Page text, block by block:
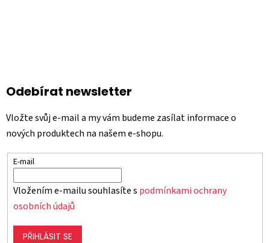
Odebírat newsletter
Vložte svůj e-mail a my vám budeme zasílat informace o
nových produktech na našem e-shopu.
E-mail
Vložením e-mailu souhlasíte s podmínkami ochrany
osobních údajů
PŘIHLÁSIT SE